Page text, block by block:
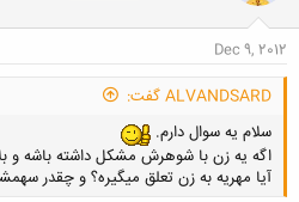
Dec 9, 2012
ALVANDSARD گفت:
سلام یه سوال دارم.
اگه یه زن با شوهرش مشکل داشته باشه و
آیا مهریه به زن تعلق میگیره؟ و چقدر